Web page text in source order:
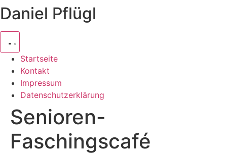
Zum
Inhalt
springen
Daniel Pflügl
Startseite
Kontakt
Impressum
Datenschutzerklärung
Senioren-
Faschingscafé